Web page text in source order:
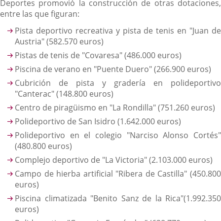
Deportes promovió la construcción de otras dotaciones,
entre las que figuran:
Pista deportivo recreativa y pista de tenis en "Juan de
Austria" (582.570 euros)
Pistas de tenis de "Covaresa" (486.000 euros)
Piscina de verano en "Puente Duero" (266.900 euros)
Cubrición de pista y gradería en polideportivo
"Canterac" (148.800 euros)
Centro de piragüismo en "La Rondilla" (751.260 euros)
Polideportivo de San Isidro (1.642.000 euros)
Polideportivo en el colegio "Narciso Alonso Cortés"
(480.800 euros)
Complejo deportivo de "La Victoria" (2.103.000 euros)
Campo de hierba artificial "Ribera de Castilla" (450.800
euros)
Piscina climatizada "Benito Sanz de la Rica"(1.992.350
euros)